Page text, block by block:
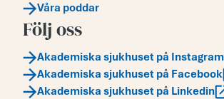
Våra poddar
Följ oss
Akademiska sjukhuset på Instagram
Akademiska sjukhuset på Facebook
Akademiska sjukhuset på Linkedin